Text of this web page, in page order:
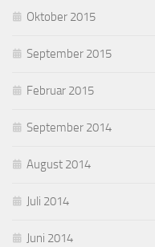
Oktober 2015
September 2015
Februar 2015
September 2014
August 2014
Juli 2014
Juni 2014